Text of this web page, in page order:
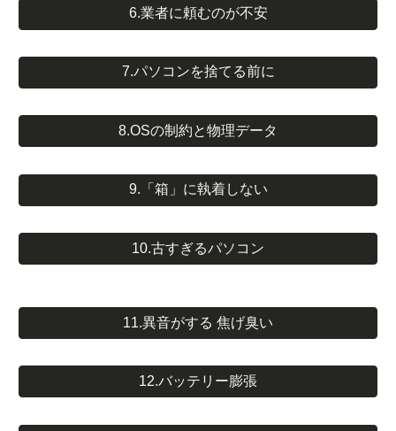
6.業者に頼むのが不安
7.パソコンを捨てる前に
8.OSの制約と物理データ
9.「箱」に執着しない
10.古すぎるパソコン
11.異音がする 焦げ臭い
12.バッテリー膨張